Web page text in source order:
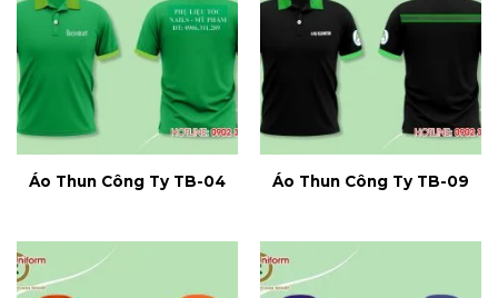
Áo Thun Công Ty TB-04 Áo Thun Công Ty TB-09